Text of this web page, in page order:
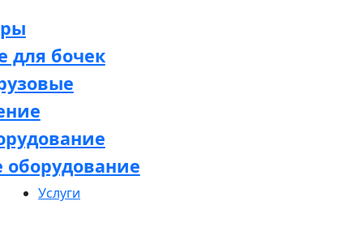
для бочек
оборудование
Услуги